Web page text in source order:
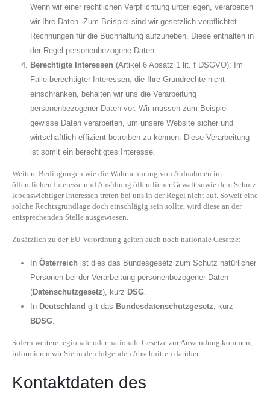
Wenn wir einer rechtlichen Verpflichtung unterliegen, verarbeiten
wir Ihre Daten. Zum Beispiel sind wir gesetzlich verpflichtet
Rechnungen für die Buchhaltung aufzuheben. Diese enthalten in
der Regel personenbezogene Daten.
Berechtigte Interessen (Artikel 6 Absatz 1 lit. f DSGVO): Im
Falle berechtigter Interessen, die Ihre Grundrechte nicht
einschränken, behalten wir uns die Verarbeitung
personenbezogener Daten vor. Wir müssen zum Beispiel
gewisse Daten verarbeiten, um unsere Website sicher und
wirtschaftlich effizient betreiben zu können. Diese Verarbeitung
ist somit ein berechtigtes Interesse.
Weitere Bedingungen wie die Wahrnehmung von Aufnahmen im
öffentlichen Interesse und Ausübung öffentlicher Gewalt sowie dem Schutz
lebenswichtiger Interessen treten bei uns in der Regel nicht auf. Soweit eine
solche Rechtsgrundlage doch einschlägig sein sollte, wird diese an der
entsprechenden Stelle ausgewiesen.
Zusätzlich zu der EU-Verordnung gelten auch noch nationale Gesetze:
In Österreich ist dies das Bundesgesetz zum Schutz natürlicher
Personen bei der Verarbeitung personenbezogener Daten
(Datenschutzgesetz), kurz DSG.
In Deutschland gilt das Bundesdatenschutzgesetz, kurz
BDSG.
Sofern weitere regionale oder nationale Gesetze zur Anwendung kommen,
informieren wir Sie in den folgenden Abschnitten darüber.
Kontaktdaten des